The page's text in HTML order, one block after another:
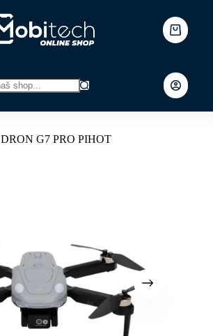
Shopping
cart
DRON G7 PRO PIHOT